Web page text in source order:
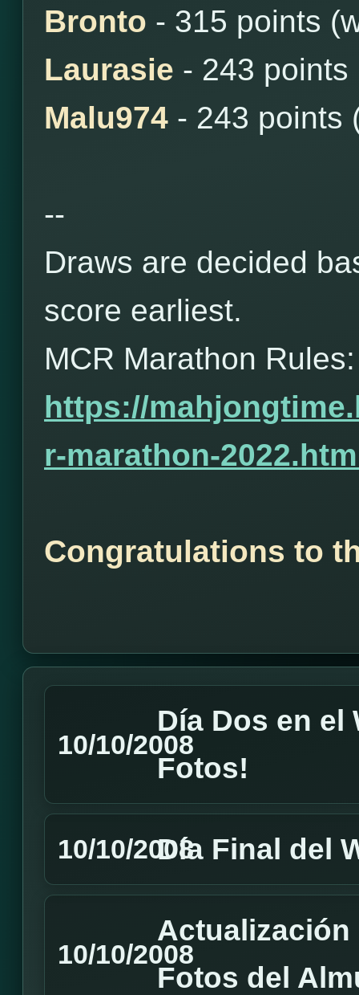
Bronto - 315 points
Laurasie - 243 points
Malu974 - 243 points
--
Draws are decided
score earliest.
MCR Marathon Rules:
https://
r-marathon-
Congratulations to
10/10/2008
Día Dos en el
Fotos!
10/10/2008Día Final del
10/10/2008
Actualización
Fotos del